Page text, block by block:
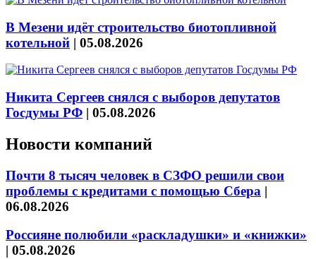
В Мезени идёт строительство биотопливной
котельной | 05.08.2026
Никита Сергеев снялся с выборов депутатов
Госдумы РФ | 05.08.2026
Новости компаний
Почти 8 тысяч человек в СЗФО решили свои
проблемы с кредитами с помощью Сбера |
06.08.2026
Россияне полюбили «раскладушки» и «книжки»
| 05.08.2026